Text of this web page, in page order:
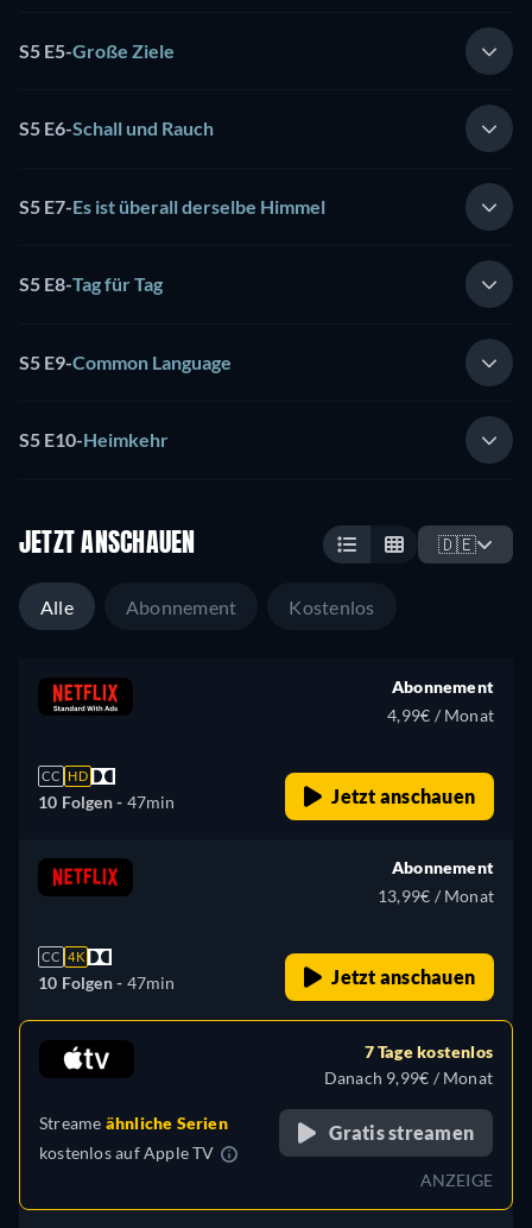
S5 E5-Große Ziele
S5 E6-Schall und Rauch
S5 E7-Es ist überall derselbe Himmel
S5 E8-Tag für Tag
S5 E9-Common Language
S5 E10-Heimkehr
JETZT ANSCHAUEN 🇩🇪
Alle Abonnement Kostenlos
CC HD
10 Folgen - 47min
Abonnement
4,99€ / Monat
Jetzt anschauen
CC 4K
10 Folgen - 47min
Abonnement
13,99€ / Monat
Jetzt anschauen
Streame ähnliche Serien
kostenlos aufApple TV
7 Tage kostenlos
Danach 9,99€ / Monat
Gratis streamen
ANZEIGE